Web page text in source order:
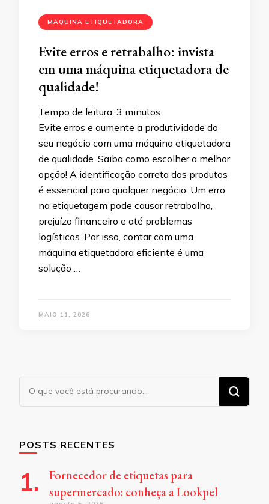
MÁQUINA ETIQUETADORA
Evite erros e retrabalho: invista
em uma máquina etiquetadora de
qualidade!
Tempo de leitura: 3 minutos
Evite erros e aumente a produtividade do
seu negócio com uma máquina etiquetadora
de qualidade. Saiba como escolher a melhor
opção! A identificação correta dos produtos
é essencial para qualquer negócio. Um erro
na etiquetagem pode causar retrabalho,
prejuízo financeiro e até problemas
logísticos. Por isso, contar com uma
máquina etiquetadora eficiente é uma
solução …
MAIO 11, 2026
Procurando
algo?
POSTS RECENTES
Fornecedor de etiquetas para
supermercado: conheça a Lookpel